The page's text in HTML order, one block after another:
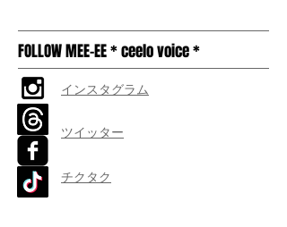
FOLLOW MEE-EE * ceelo voice *
インスタグラム
ツイッター
チクタク